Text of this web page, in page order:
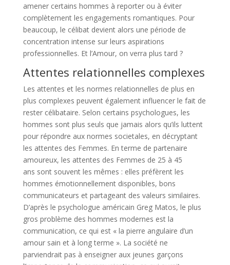
amener certains hommes à reporter ou à éviter
complètement les engagements romantiques. Pour
beaucoup, le célibat devient alors une période de
concentration intense sur leurs aspirations
professionnelles. Et l’Amour, on verra plus tard ?
Attentes relationnelles complexes
Les attentes et les normes relationnelles de plus en
plus complexes peuvent également influencer le fait de
rester célibataire. Selon certains psychologues, les
hommes sont plus seuls que jamais alors qu’ils luttent
pour répondre aux normes societales, en décryptant
les attentes des Femmes. En terme de partenaire
amoureux, les attentes des Femmes de 25 à 45
ans sont souvent les mêmes : elles préfèrent les
hommes émotionnellement disponibles, bons
communicateurs et partageant des valeurs similaires.
D’après le psychologue américain Greg Matos, le plus
gros problème des hommes modernes est la
communication, ce qui est « la pierre angulaire d’un
amour sain et à long terme ». La société ne
parviendrait pas à enseigner aux jeunes garçons